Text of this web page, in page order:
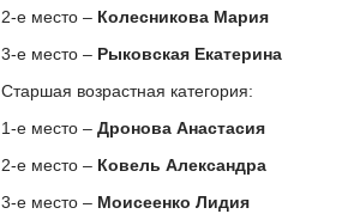
2-е место – Колесникова Мария
3-е место – Рыковская Екатерина
Старшая возрастная категория:
1-е место – Дронова Анастасия
2-е место – Ковель Александра
3-е место – Моисеенко Лидия